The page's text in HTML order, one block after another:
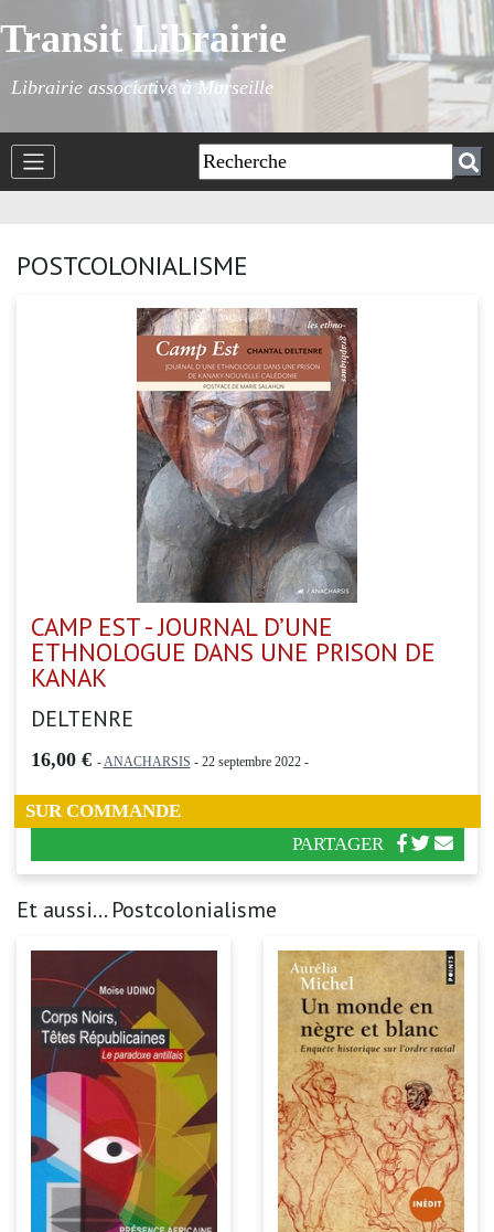
Transit Librairie
Librairie associative à Marseille
POSTCOLONIALISME
CAMP EST - JOURNAL D’UNE
ETHNOLOGUE DANS UNE PRISON DE
KANAK
DELTENRE
16,00 € - ANACHARSIS - 22 septembre 2022 -
SUR COMMANDE
PARTAGER
Et aussi... Postcolonialisme